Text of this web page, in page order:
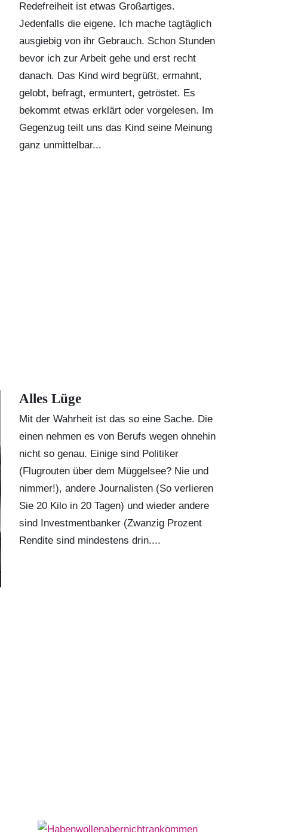
Redefreiheit ist etwas Großartiges.
Jedenfalls die eigene. Ich mache tagtäglich
ausgiebig von ihr Gebrauch. Schon Stunden
bevor ich zur Arbeit gehe und erst recht
danach. Das Kind wird begrüßt, ermahnt,
gelobt, befragt, ermuntert, getröstet. Es
bekommt etwas erklärt oder vorgelesen. Im
Gegenzug teilt uns das Kind seine Meinung
ganz unmittelbar...
Alles Lüge
Mit der Wahrheit ist das so eine Sache. Die
einen nehmen es von Berufs wegen ohnehin
nicht so genau. Einige sind Politiker
(Flugrouten über dem Müggelsee? Nie und
nimmer!), andere Journalisten (So verlieren
Sie 20 Kilo in 20 Tagen) und wieder andere
sind Investmentbanker (Zwanzig Prozent
Rendite sind mindestens drin....